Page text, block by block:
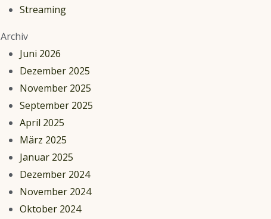
Streaming
Archiv
Juni 2026
Dezember 2025
November 2025
September 2025
April 2025
März 2025
Januar 2025
Dezember 2024
November 2024
Oktober 2024